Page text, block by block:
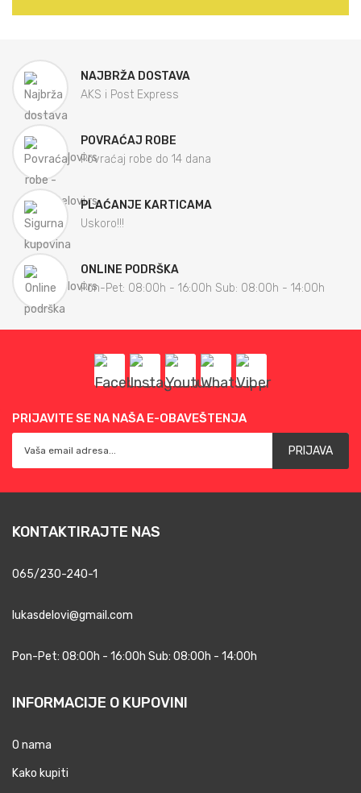
NAJBRŽA DOSTAVA
AKS i Post Express
POVRAĆAJ ROBE
Povraćaj robe do 14 dana
PLAĆANJE KARTICAMA
Uskoro!!!
ONLINE PODRŠKA
Pon-Pet: 08:00h - 16:00h Sub: 08:00h - 14:00h
PRIJAVITE SE NA NAŠA E-OBAVEŠTENJA
PRIJAVA
KONTAKTIRAJTE NAS
065/230-240-1
lukasdelovi@gmail.com
Pon-Pet: 08:00h - 16:00h Sub: 08:00h - 14:00h
INFORMACIJE O KUPOVINI
O nama
Kako kupiti